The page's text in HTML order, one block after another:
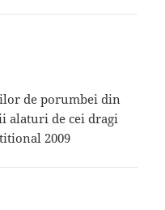
de porumbei din
alaturi de cei dragi
2009